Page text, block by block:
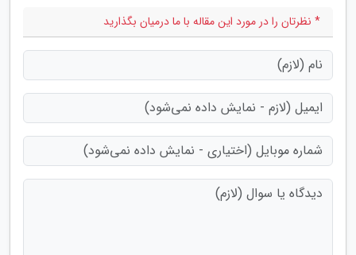
* نظرتان را در مورد این مقاله با ما درمیان بگذارید